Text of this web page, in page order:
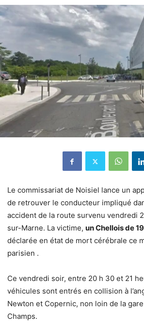
Le commissariat de Noisiel lance un
de retrouver le conducteur impliqué
accident de la route survenu vendredi
sur-Marne. La victime, un Chellois de
déclarée en état de mort cérébrale ce
parisien .
Ce vendredi soir, entre 20 h 30 et 21
véhicules sont entrés en collision à
Newton et Copernic, non loin de la
Champs.